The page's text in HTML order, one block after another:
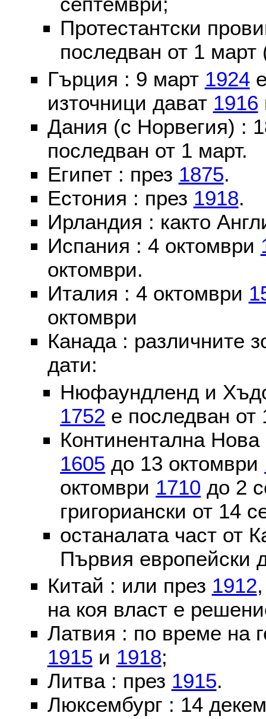
Протестантски
последван от 1 март
Гърция : 9 март 1924е
източници дават 1916
Дания (с Норвегия) :
последван от 1 март.
Египет : през 1875.
Естония : през 1918.
Ирландия : както
Испания : 4 октомври
октомври.
Италия : 4 октомври
октомври
Канада : различните
дати:
Нюфаундленд и
1752 е последван от
Континентална
1605 до 13 октомври
октомври 1710 до 2
григориански от 14
останалата част от
Първия европейски
Китай : или през 1912
на коя власт е
Латвия : по време на
1915 и 1918;
Литва : през 1915.
Люксембург : 14